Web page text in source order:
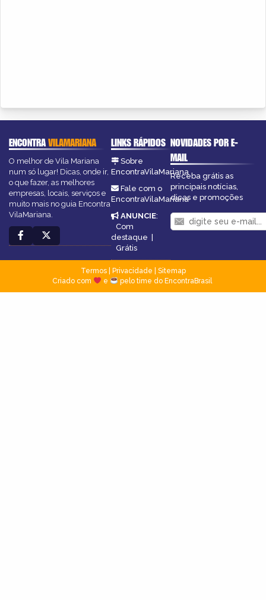
ENCONTRAVILAMARIANA
O melhor de Vila Mariana
num só lugar! Dicas, onde ir,
o que fazer, as melhores
empresas, locais, serviços e
muito mais no guia Encontra
VilaMariana.
LINKS RÁPIDOS
Sobre
EncontraVilaMariana
Fale com o
EncontraVilaMariana
ANUNCIE:
Com
destaque |
Grátis
NOVIDADES POR E-
MAIL
Receba grátis as
principais notícias,
dicas e promoções
Termos| Privacidade
Sitemap
Criado com
e pelo time do EncontraBrasil